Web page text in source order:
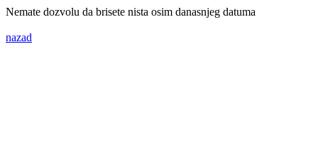
Nemate dozvolu da brisete nista osim danasnjeg datuma
nazad